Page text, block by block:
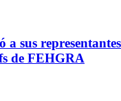
a sus
de FEHGRA